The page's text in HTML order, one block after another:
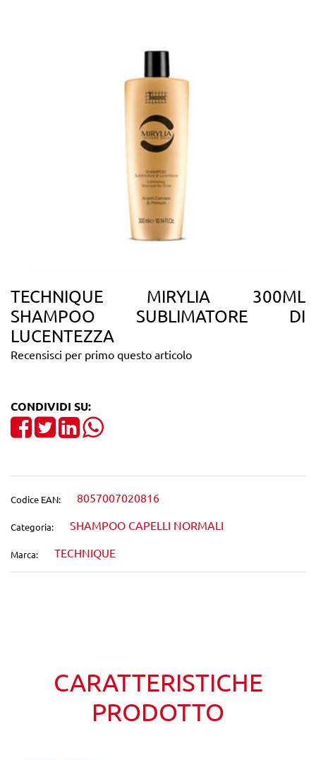
TECHNIQUE MIRYLIA 300ML
SHAMPOO SUBLIMATORE DI
LUCENTEZZA
Recensisci per primo questo articolo
CONDIVIDI SU:
Share on Facebook
TweetShare on LinkedIn
Codice EAN: 8057007020816
Categoria: SHAMPOO CAPELLI NORMALI
Marca: TECHNIQUE
CARATTERISTICHE
PRODOTTO